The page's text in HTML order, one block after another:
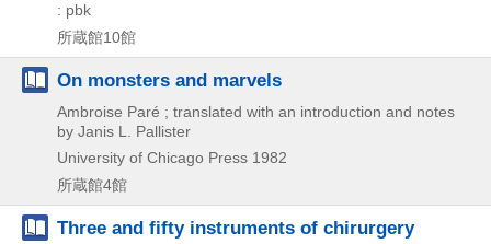
: pbk
所蔵館10館
On monsters and marvels
Ambroise Paré ; translated with an introduction and notes
by Janis L. Pallister
University of Chicago Press 1982
所蔵館4館
Three and fifty instruments of chirurgery